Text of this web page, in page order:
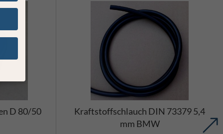
D 80/50
Kraftstoffschlauch DIN 73379 5,4
mm BMW